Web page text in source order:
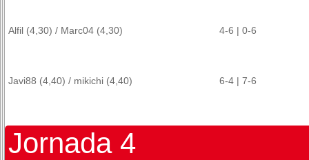
Alfil (4,30) / Marc04 (4,30) 4-6 | 0-6
Javi88 (4,40) / mikichi (4,40) 6-4 | 7-6
Jornada 4